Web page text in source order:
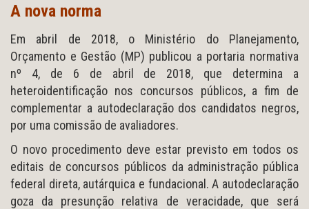
A nova norma
Em abril de 2018, o Ministério do Planejamento,
Orçamento e Gestão (MP) publicou a portaria normativa
nº 4, de 6 de abril de 2018, que determina a
heteroidentificação nos concursos públicos, a fim de
complementar a autodeclaração dos candidatos negros,
por uma comissão de avaliadores.
O novo procedimento deve estar previsto em todos os
editais de concursos públicos da administração pública
federal direta, autárquica e fundacional. A autodeclaração
goza da presunção relativa de veracidade, que será